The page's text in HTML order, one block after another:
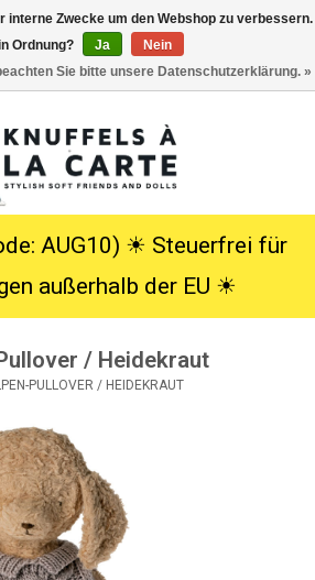
AUG10) ☀︎ Steuerfrei für
außerhalb der EU ☀︎
/ Heidekraut
PULLOVER / HEIDEKRAUT
interne Zwecke um den Webshop zu verbessern.
Ordnung?
Ja
Nein
Sie bitte unsere Datenschutzerklärung. »